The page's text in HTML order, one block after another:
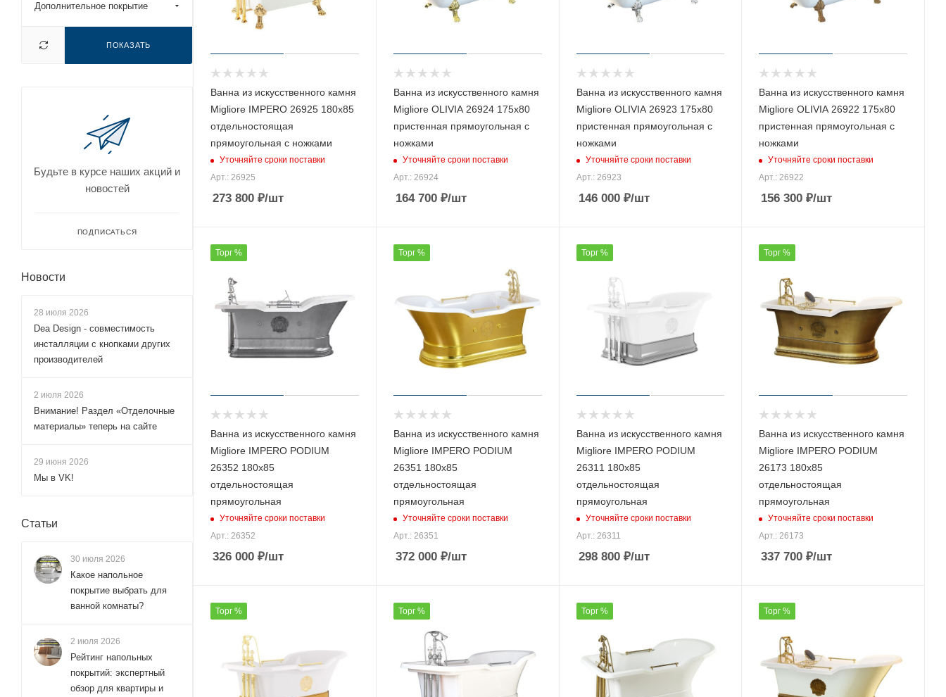
Ванна из искусственного камня
Migliore IMPERO 26925 180х85
отдельностоящая
прямоугольная с ножками
Уточняйте сроки поставки
Арт.: 26925
273 800 ₽/шт
Ванна из искусственного камня
Migliore OLIVIA 26924 175х80
пристенная прямоугольная с
ножками
Уточняйте сроки поставки
Арт.: 26924
164 700₽/шт
Ванна из искусственного камня
Migliore OLIVIA 26923 175х80
пристенная прямоугольная с
ножками
Уточняйте сроки поставки
Арт.: 26923
146 000₽/шт
Ванна из искусственного камня
Migliore OLIVIA 26922 175х80
пристенная прямоугольная с
ножками
Уточняйте сроки поставки
Арт.: 26922
156 300 ₽/шт
Торг %
Ванна из искусственного камня
Migliore IMPERO PODIUM
26352 180х85
отдельностоящая
прямоугольная
Уточняйте сроки поставки
Арт.: 26352
326 000 ₽/шт
Торг %
Ванна из искусственного камня
Migliore IMPERO PODIUM
26351 180х85
отдельностоящая
прямоугольная
Уточняйте сроки поставки
Арт.: 26351
372 000₽/шт
Торг %
Ванна из искусственного камня
Migliore IMPERO PODIUM
26311 180х85
отдельностоящая
прямоугольная
Уточняйте сроки поставки
Арт.: 26311
298 800₽/шт
Торг %
Ванна из искусственного камня
Migliore IMPERO PODIUM
26173 180х85
отдельностоящая
прямоугольная
Уточняйте сроки поставки
Арт.: 26173
337 700 ₽/шт
Торг % Торг % Торг % Торг %
Дополнительное покрытие
ПОКАЗАТЬ
Будьте в курсе наших акций и
новостей
ПОДПИСАТЬСЯ
Новости
28 июля 2026
Dea Design - совместимость
инсталляции с кнопками других
производителей
2 июля 2026
Внимание! Раздел «Отделочные
материалы» теперь на сайте
29 июня 2026
Мы в VK!
Статьи
30 июля 2026
Какое напольное
покрытие выбрать для
ванной комнаты?
2 июля 2026
Рейтинг напольных
покрытий: экспертный
обзор для квартиры и